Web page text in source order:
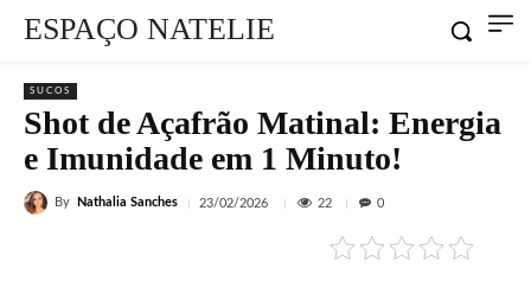
ESPAÇO NATELIE
SUCOS
Shot de Açafrão Matinal: Energia
e Imunidade em 1 Minuto!
By Nathalia Sanches 23/02/2026 22 0